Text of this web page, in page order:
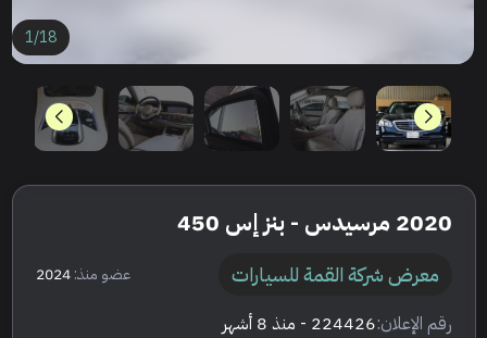
1/18
2020 مرسيدس - بنز إس 450
معرض شركة القمة للسيارات عضو منذ:2024
رقم الإعلان:224426 - منذ 8 أشهر